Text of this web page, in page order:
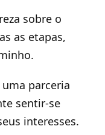
sobre o
as etapas,
parceria
sentir-se
interesses.